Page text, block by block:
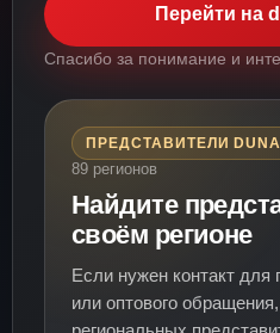
Перейти на
Спасибо за понимание и
ПРЕДСТАВИТЕЛИ
89 регионов
Найдите
своём регионе
Если нужен контакт для
или оптового